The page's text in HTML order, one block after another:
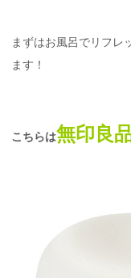
まずはお風呂でリフレ
ます！
こちらは無印良